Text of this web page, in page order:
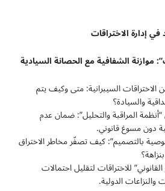
إدارة الاختراقات
موازنة الشفافية مع الحصانة السيادية
الاختراقات السيبرانية: متى وكيف يتم
والسيادة؟
“أنظمة المراقبة والتحليل”: ضمان عدم
دون مسوغ قانوني.
بالتصميم”: كيف تصفّر مخاطر الاختراق
للاختراقات لتقليل احتمالات
والنزاعات الدولية.